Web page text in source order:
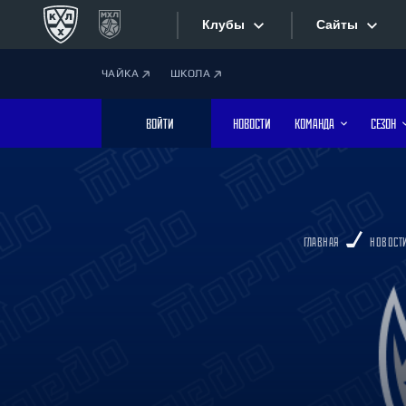
Клубы
Дивизион Боброва
Лада
Сайты
Фотобанк
ЧАЙКА ШКОЛА
ВОЙТИ НОВОСТИ КОМАНДА СЕЗОН
ГЛАВНАЯ НОВОСТИ